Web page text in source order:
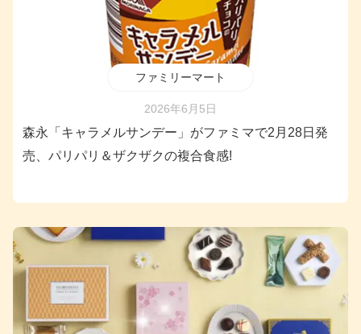
ファミリーマート
2026年6月5日
森永「キャラメルサンデー」がファミマで2月28日発
売、パリパリ＆ザクザクの複合食感!